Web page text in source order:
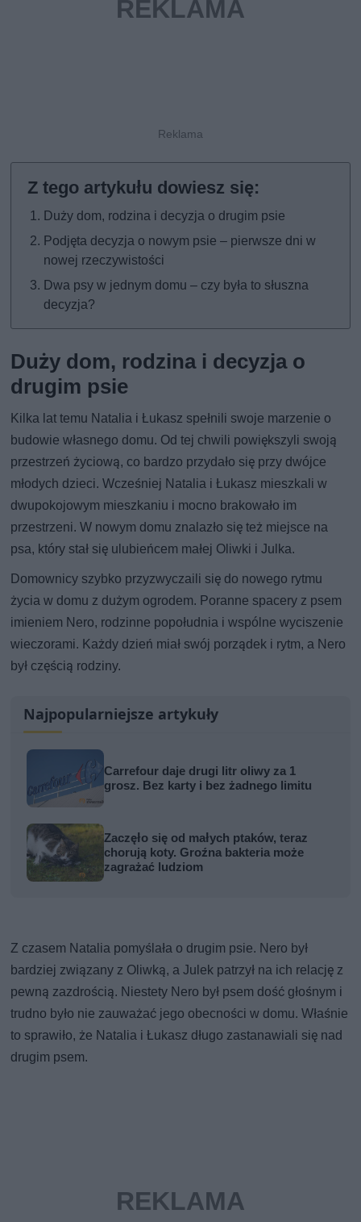
Duży dom, rodzina i decyzja o drugim psie
Podjęta decyzja o nowym psie – pierwsze dni w
nowej rzeczywistości
Dwa psy w jednym domu – czy była to słuszna
decyzja?
Duży dom, rodzina i decyzja o
drugim psie
Kilka lat temu Natalia i Łukasz spełnili swoje marzenie o
budowie własnego domu. Od tej chwili powiększyli swoją
przestrzeń życiową, co bardzo przydało się przy dwójce
młodych dzieci. Wcześniej Natalia i Łukasz mieszkali w
dwupokojowym mieszkaniu i mocno brakowało im
przestrzeni. W nowym domu znalazło się też miejsce na
psa, który stał się ulubieńcem małej Oliwki i Julka.
Domownicy szybko przyzwyczaili się do nowego rytmu
życia w domu z dużym ogrodem. Poranne spacery z psem
imieniem Nero, rodzinne popołudnia i wspólne wyciszenie
wieczorami. Każdy dzień miał swój porządek i rytm, a Nero
był częścią rodziny.
Najpopularniejsze artykuły
Carrefour daje drugi litr oliwy za 1
grosz. Bez karty i bez żadnego limitu
Zaczęło się od małych ptaków, teraz
chorują koty. Groźna bakteria może
zagrażać ludziom
Z czasem Natalia pomyślała o drugim psie. Nero był
bardziej związany z Oliwką, a Julek patrzył na ich relację z
pewną zazdrością. Niestety Nero był psem dość głośnym i
trudno było nie zauważać jego obecności w domu. Właśnie
to sprawiło, że Natalia i Łukasz długo zastanawiali się nad
drugim psem.